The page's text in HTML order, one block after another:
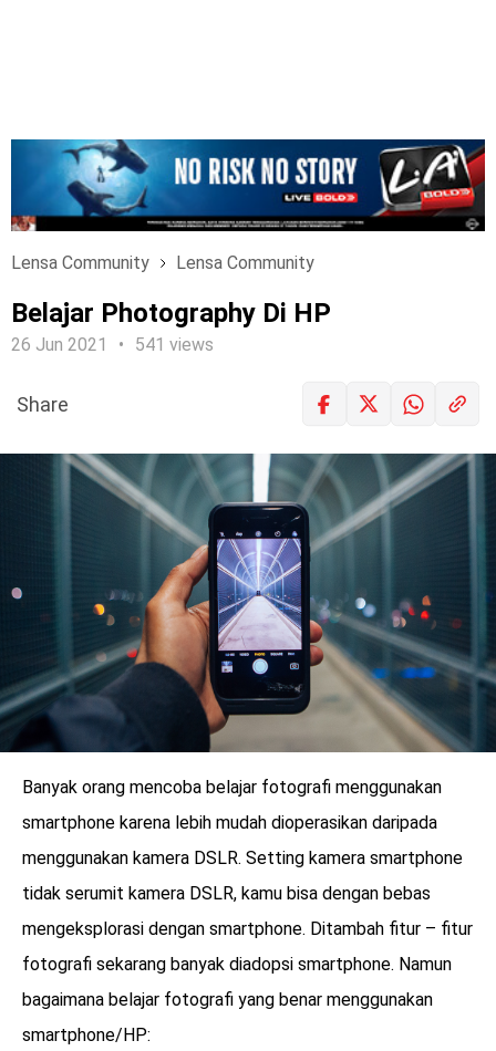
Lensa Community Lensa Community
Belajar Photography Di HP
26 Jun 2021 541 views
menarik
LOGIN
Share
Banyak orang mencoba belajar fotografi menggunakan
smartphone karena lebih mudah dioperasikan daripada
menggunakan kamera DSLR. Setting kamera smartphone
tidak serumit kamera DSLR, kamu bisa dengan bebas
mengeksplorasi dengan smartphone. Ditambah fitur – fitur
fotografi sekarang banyak diadopsi smartphone. Namun
bagaimana belajar fotografi yang benar menggunakan
smartphone/HP: